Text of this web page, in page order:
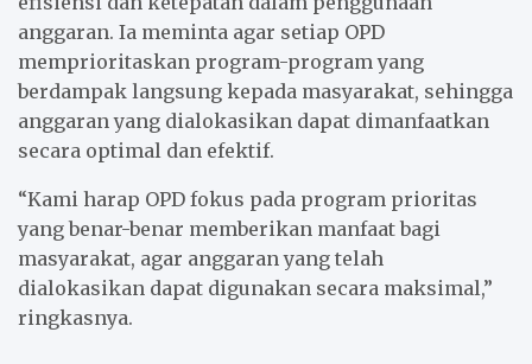
anggaran. Ia meminta agar setiap OPD
memprioritaskan program-program yang
berdampak langsung kepada masyarakat, sehingga
anggaran yang dialokasikan dapat dimanfaatkan
secara optimal dan efektif.
“Kami harap OPD fokus pada program prioritas
yang benar-benar memberikan manfaat bagi
masyarakat, agar anggaran yang telah
dialokasikan dapat digunakan secara maksimal,”
ringkasnya.